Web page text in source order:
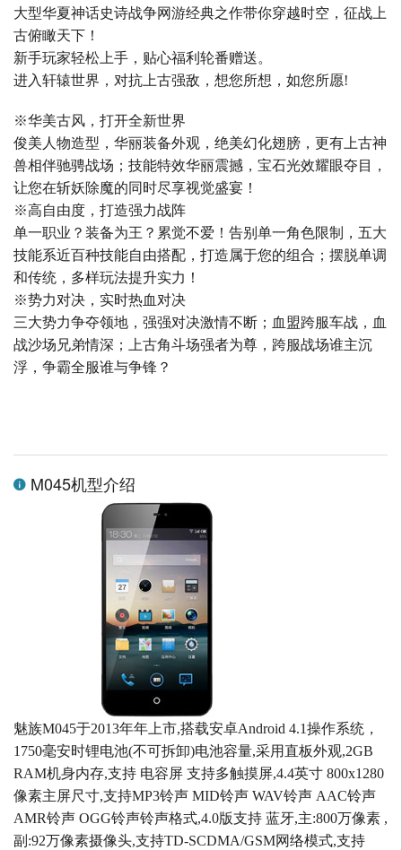
大型华夏神话史诗战争网游经典之作带你穿越时空，征战上
古俯瞰天下！
新手玩家轻松上手，贴心福利轮番赠送。
进入轩辕世界，对抗上古强敌，想您所想，如您所愿!
※华美古风，打开全新世界
俊美人物造型，华丽装备外观，绝美幻化翅膀，更有上古神
兽相伴驰骋战场；技能特效华丽震撼，宝石光效耀眼夺目，
让您在斩妖除魔的同时尽享视觉盛宴！
※高自由度，打造强力战阵
单一职业？装备为王？累觉不爱！告别单一角色限制，五大
技能系近百种技能自由搭配，打造属于您的组合；摆脱单调
和传统，多样玩法提升实力！
※势力对决，实时热血对决
三大势力争夺领地，强强对决激情不断；血盟跨服车战，血
战沙场兄弟情深；上古角斗场强者为尊，跨服战场谁主沉
浮，争霸全服谁与争锋？
M045机型介绍
魅族M045于2013年年上市,搭载安卓Android 4.1操作系统，
1750毫安时锂电池(不可拆卸)电池容量,采用直板外观,2GB
RAM机身内存,支持 电容屏 支持多触摸屏,4.4英寸 800x1280
像素主屏尺寸,支持MP3铃声 MID铃声 WAV铃声 AAC铃声
AMR铃声 OGG铃声铃声格式,4.0版支持 蓝牙,主:800万像素 ,
副:92万像素摄像头,支持TD-SCDMA/GSM网络模式,支持